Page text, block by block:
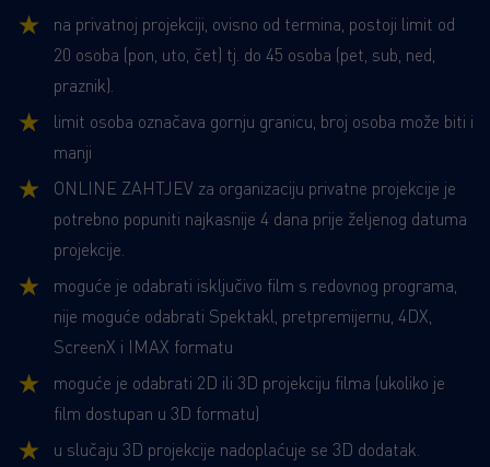
na privatnoj projekciji, ovisno od termina, postoji limit od
20 osoba (pon, uto, čet) tj. do 45 osoba (pet, sub, ned,
praznik).
limit osoba označava gornju granicu, broj osoba može biti i
manji
ONLINE ZAHTJEV za organizaciju privatne projekcije je
potrebno popuniti najkasnije 4 dana prije željenog datuma
projekcije.
moguće je odabrati isključivo film s redovnog programa,
nije moguće odabrati Spektakl, pretpremijernu, 4DX,
ScreenX i IMAX formatu
moguće je odabrati 2D ili 3D projekciju filma (ukoliko je
film dostupan u 3D formatu)
u slučaju 3D projekcije nadoplaćuje se 3D dodatak.